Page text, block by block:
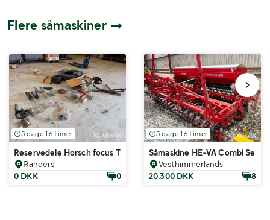
Flere såmaskiner
5 dage 16 timer
Reservedele Horsch focus TD blandet lot
Randers
0 DKK
0
5 dage 16 timer
Såmaskine HE-VA Combi
Vesthimmerlands
20.300 DKK
8